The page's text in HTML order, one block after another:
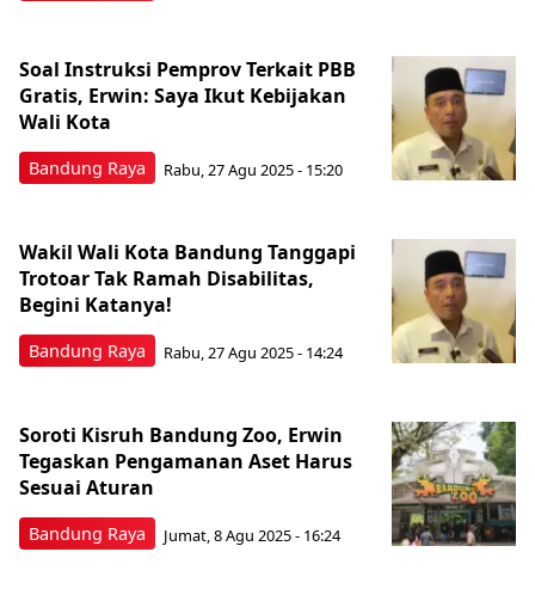
Bandung Raya
Soal Instruksi Pemprov Terkait PBB
Gratis, Erwin: Saya Ikut Kebijakan
Wali Kota
Rabu, 27 Agu 2025 - 15:20
Bandung Raya
Wakil Wali Kota Bandung Tanggapi
Trotoar Tak Ramah Disabilitas,
Begini Katanya!
Rabu, 27 Agu 2025 - 14:24
Bandung Raya
Soroti Kisruh Bandung Zoo, Erwin
Tegaskan Pengamanan Aset Harus
Sesuai Aturan
Jumat, 8 Agu 2025 - 16:24